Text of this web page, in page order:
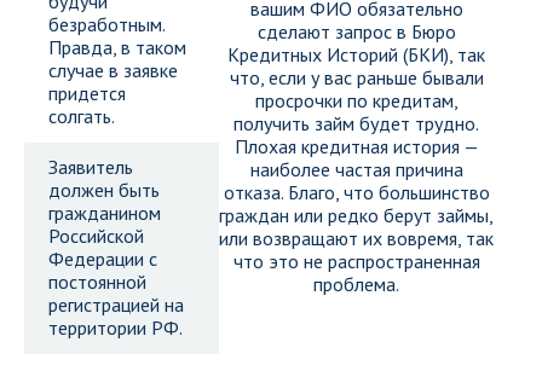
безработным.
Правда, в таком
случае в заявке
придется
солгать.
вашим ФИО обязательно
сделают запрос в Бюро
Кредитных Историй (БКИ), так
что, если у вас раньше бывали
просрочки по кредитам,
получить займ будет трудно.
Плохая кредитная история —
наиболее частая причина
отказа. Благо, что большинство
граждан или редко берут займы,
или возвращают их вовремя, так
что это не распространенная
проблема.
Заявитель
должен быть
гражданином
Российской
Федерации с
постоянной
регистрацией на
территории РФ.